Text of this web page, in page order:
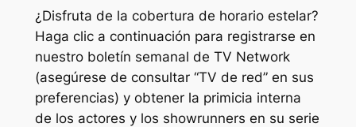
¿Disfruta de la cobertura de horario estelar?
Haga clic a continuación para registrarse en
nuestro boletín semanal de TV Network
(asegúrese de consultar “TV de red” en sus
preferencias) y obtener la primicia interna
de los actores y los showrunners en su serie